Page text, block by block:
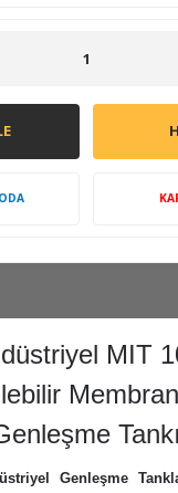
MIT
Tankı
Genleşme